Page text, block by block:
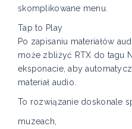
skomplikowane menu.
Tap to Play
Po zapisaniu materiałów
może zbliżyć RTX do tagu
eksponacie, aby
materiał audio.
To rozwiązanie doskonale
muzeach,